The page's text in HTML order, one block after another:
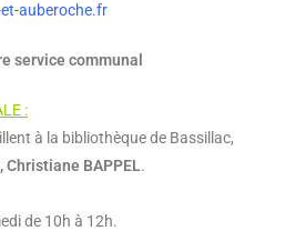
auberoche.fr
service communal
:
à la bibliothèque de Bassillac,
Christiane BAPPEL.
de 10h à 12h.